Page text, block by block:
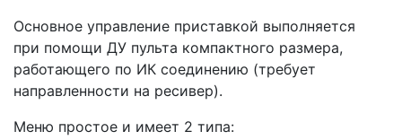
Основное управление приставкой выполняется
при помощи ДУ пульта компактного размера,
работающего по ИК соединению (требует
направленности на ресивер).
Меню простое и имеет 2 типа: